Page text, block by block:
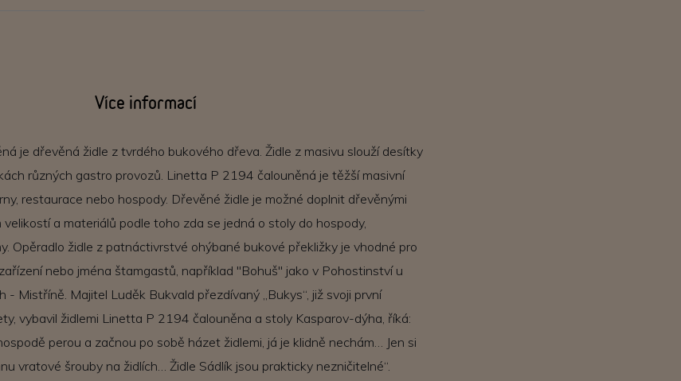
Více informací
je dřevěná židle z tvrdého bukového dřeva. Židle z masivu slouží desítky
různých gastro provozů. Linetta P 2194 čalouněná je těžší masivní
restaurace nebo hospody. Dřevěné židle je možné doplnit dřevěnými
a materiálů podle toho zda se jedná o stoly do hospody,
Opěradlo židle z patnáctivrstvé ohýbané bukové překližky je vhodné pro
nebo jména štamgastů, například "Bohuš" jako v Pohostinství u
- Mistříně. Majitel Luděk Bukvald přezdívaný „Bukys“, již svoji první
vybavil židlemi Linetta P 2194 čalouněna a stoly Kasparov-dýha, říká:
perou a začnou po sobě házet židlemi, já je klidně nechám… Jen si
vratové šrouby na židlích… Židle Sádlík jsou prakticky nezničitelné“.